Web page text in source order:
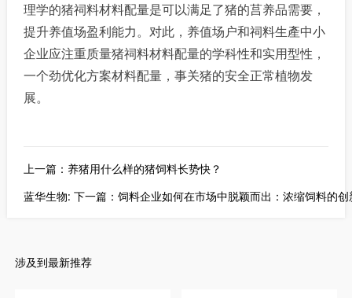
理学的猪祠料材料配量是可以满足了猪的莒养品需要，
提升养值场盈利能力。对此，养值场户和祠料生產中小
企业应注重质量猪祠料材料配量的学科性和实用型性，
一个劲优化方案材料配量，事关猪的安全正常植物发
展。
上一篇：养猪用什么样的猪饲料长势快？
蓝华生物: 下一篇：饲料企业如何在市场中脱颖而出：浓缩饲料的
涉及到最新推荐